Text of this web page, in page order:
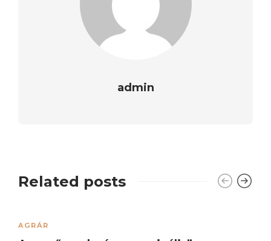
admin
Related posts
AGRÁR